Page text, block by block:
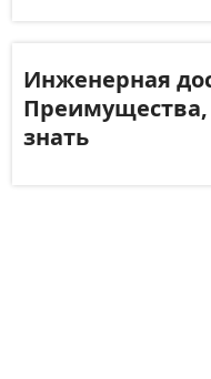
Инженерная
Преимущества,
знать